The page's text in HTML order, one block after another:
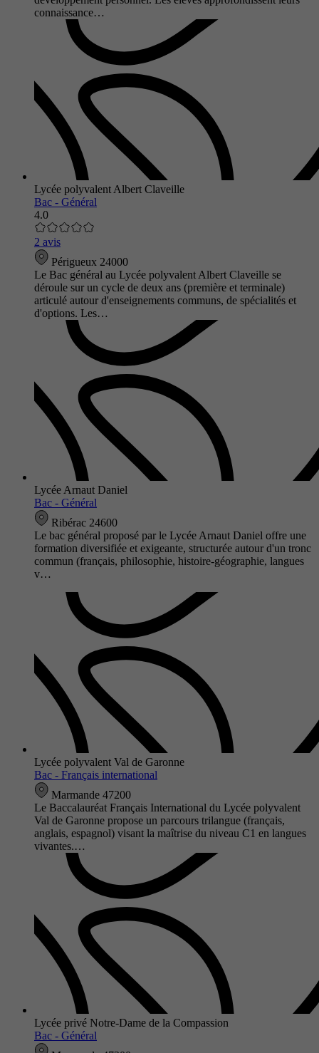
connaissance…
Lycée polyvalent Albert Claveille
Bac - Général
4.0
2 avis
Périgueux 24000
Le Bac général au Lycée polyvalent Albert Claveille se
déroule sur un cycle de deux ans (première et terminale)
articulé autour d'enseignements communs, de spécialités et
d'options. Les…
Lycée Arnaut Daniel
Bac - Général
Ribérac 24600
Le bac général proposé par le Lycée Arnaut Daniel offre une
formation diversifiée et exigeante, structurée autour d'un tronc
commun (français, philosophie, histoire-géographie, langues
v…
Lycée polyvalent Val de Garonne
Bac - Français international
Marmande 47200
Le Baccalauréat Français International du Lycée polyvalent
Val de Garonne propose un parcours trilangue (français,
anglais, espagnol) visant la maîtrise du niveau C1 en langues
vivantes.…
Lycée privé Notre-Dame de la Compassion
Bac - Général